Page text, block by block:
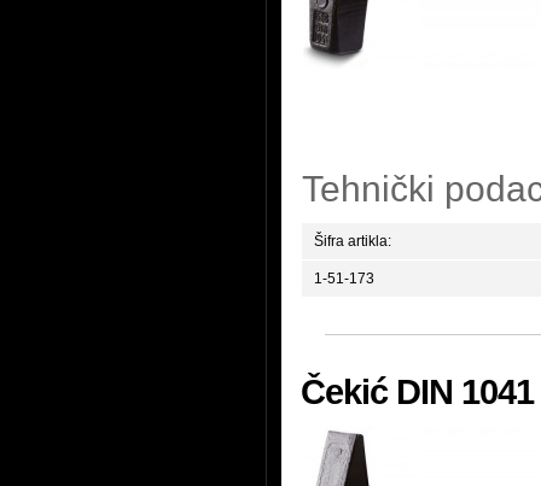
Tehnički
Šifra artikla:
1-51-173
Čekić DIN